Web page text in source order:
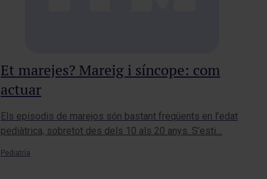
Et marejes? Mareig i síncope: com
actuar
Els episodis de marejos són bastant freqüents en l’edat
pediàtrica, sobretot des dels 10 als 20 anys. S’esti…
Pediatría